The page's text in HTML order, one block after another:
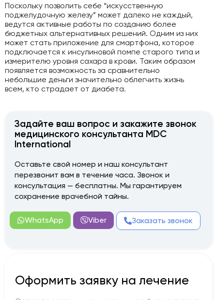
Поскольку позволить себе “искусственную
поджелудочную железу” может далеко не каждый,
ведутся активные работы по созданию более
бюджетных альтернативных решений. Одним из них
может стать приложение для смартфона, которое
подключается к инсулиновой помпе старого типа и
измерителю уровня сахара в крови. Таким образом
появляется возможность за сравнительно
небольшие деньги значительно облегчить жизнь
всем, кто страдает от диабета.
Задайте ваш вопрос и закажите звонок
медицинского консультанта MDC
International
Оставьте свой номер и наш консультант
перезвонит вам в течение часа. Звонок и
консультация — бесплатны. Мы гарантируем
сохранение врачебной тайны.
WhatsApp Viber Заказать звонок
Оформить заявку на лечение